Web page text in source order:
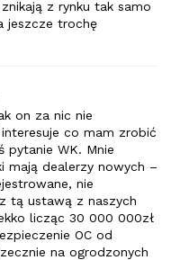
z rynku tak samo
jeszcze trochę
on za nic nie
co mam zrobić
pytanie WK. Mnie
mają dealerzy nowych –
nie
tą ustawą z naszych
licząc 30 000 000zł
OC od
na ogrodzonych